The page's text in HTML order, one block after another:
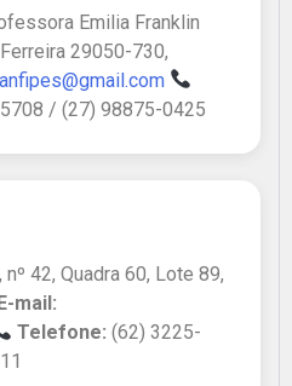
Emilia Franklin
29050-730,
anfipes@gmail.com
/ (27) 98875-0425
nº 42, Quadra 60, Lote 89,
mail:
Telefone: (62) 3225-